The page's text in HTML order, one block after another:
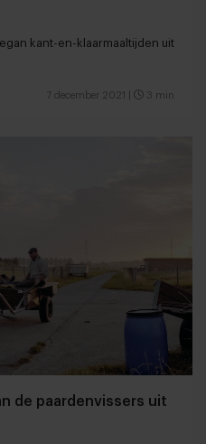
kant-en-klaarmaaltijden uit
7 december 2021 3 min
de paardenvissers uit